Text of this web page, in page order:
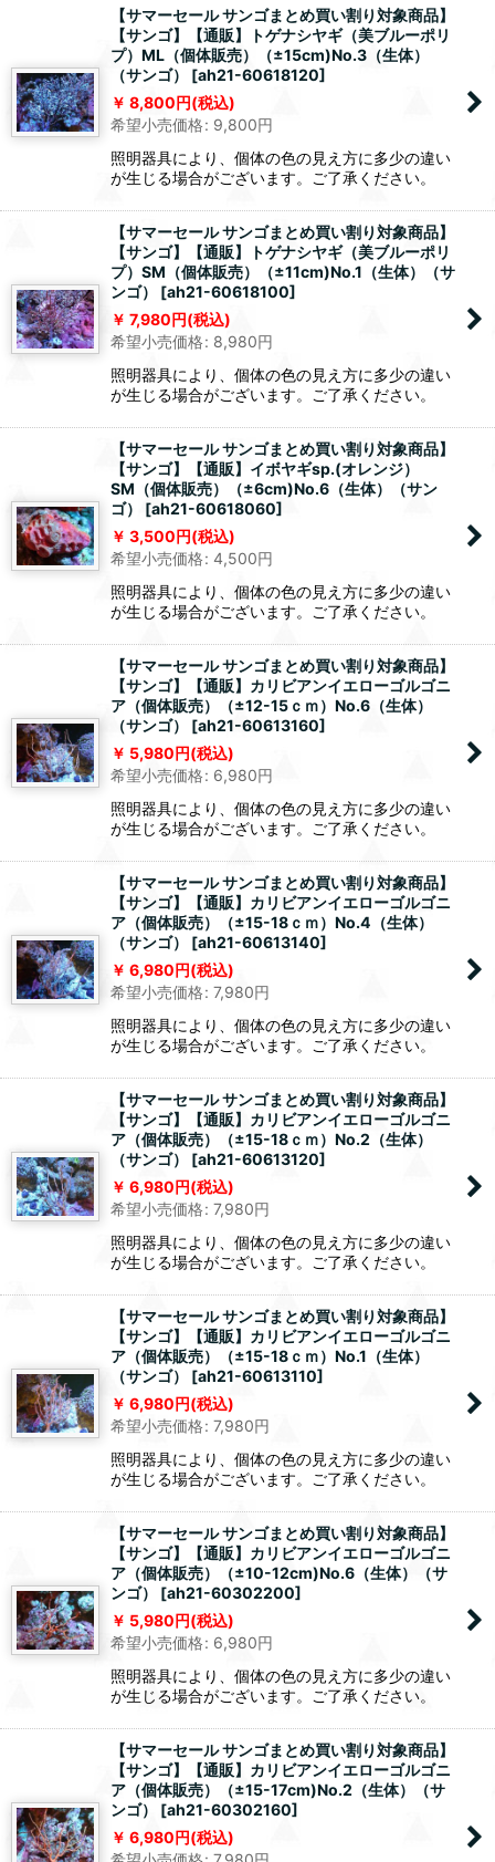
【サマーセール サンゴまとめ買い割り対象商品】
【サンゴ】【通販】トゲナシヤギ（美ブルーポリ
プ）ML（個体販売）（±15cm)No.3（生体）
（サンゴ）
[ah21-60618120]
8,800円(税込)
希望小売価格: 9,800円
照明器具により、個体の色の見え方に多少の違い
が生じる場合がございます。ご了承ください。
【サマーセール サンゴまとめ買い割り対象商品】
【サンゴ】【通販】トゲナシヤギ（美ブルーポリ
プ）SM（個体販売）（±11cm)No.1（生体）（サ
ンゴ）
[ah21-60618100]
7,980円(税込)
希望小売価格: 8,980円
照明器具により、個体の色の見え方に多少の違い
が生じる場合がございます。ご了承ください。
【サマーセール サンゴまとめ買い割り対象商品】
【サンゴ】【通販】イボヤギsp.(オレンジ）
SM（個体販売）（±6cm)No.6（生体）（サン
ゴ）
[ah21-60618060]
3,500円(税込)
希望小売価格: 4,500円
照明器具により、個体の色の見え方に多少の違い
が生じる場合がございます。ご了承ください。
【サマーセール サンゴまとめ買い割り対象商品】
【サンゴ】【通販】カリビアンイエローゴルゴニ
ア（個体販売）（±12-15ｃｍ）No.6（生体）
（サンゴ）
[ah21-60613160]
5,980円(税込)
希望小売価格: 6,980円
照明器具により、個体の色の見え方に多少の違い
が生じる場合がございます。ご了承ください。
【サマーセール サンゴまとめ買い割り対象商品】
【サンゴ】【通販】カリビアンイエローゴルゴニ
ア（個体販売）（±15-18ｃｍ）No.4（生体）
（サンゴ）
[ah21-60613140]
6,980円(税込)
希望小売価格: 7,980円
照明器具により、個体の色の見え方に多少の違い
が生じる場合がございます。ご了承ください。
【サマーセール サンゴまとめ買い割り対象商品】
【サンゴ】【通販】カリビアンイエローゴルゴニ
ア（個体販売）（±15-18ｃｍ）No.2（生体）
（サンゴ）
[ah21-60613120]
6,980円(税込)
希望小売価格: 7,980円
照明器具により、個体の色の見え方に多少の違い
が生じる場合がございます。ご了承ください。
【サマーセール サンゴまとめ買い割り対象商品】
【サンゴ】【通販】カリビアンイエローゴルゴニ
ア（個体販売）（±15-18ｃｍ）No.1（生体）
（サンゴ）
[ah21-60613110]
6,980円(税込)
希望小売価格: 7,980円
照明器具により、個体の色の見え方に多少の違い
が生じる場合がございます。ご了承ください。
【サマーセール サンゴまとめ買い割り対象商品】
【サンゴ】【通販】カリビアンイエローゴルゴニ
ア（個体販売）（±10-12cm)No.6（生体）（サ
ンゴ）
[ah21-60302200]
5,980円(税込)
希望小売価格: 6,980円
照明器具により、個体の色の見え方に多少の違い
が生じる場合がございます。ご了承ください。
【サマーセール サンゴまとめ買い割り対象商品】
【サンゴ】【通販】カリビアンイエローゴルゴニ
ア（個体販売）（±15-17cm)No.2（生体）（サ
ンゴ）
[ah21-60302160]
6,980円(税込)